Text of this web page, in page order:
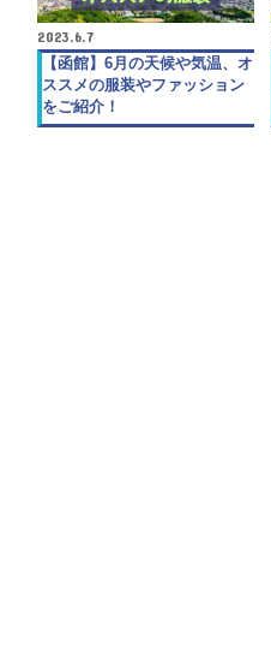
2023.6.7
【函館】6月の天候や気温、オ
ススメの服装やファッション
をご紹介！